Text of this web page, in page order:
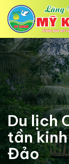
Du lịch
tần
Đảo